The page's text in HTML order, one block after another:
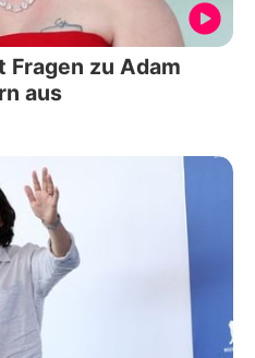
Fragen zu Adam
aus